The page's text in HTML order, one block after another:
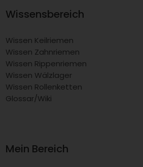
Wissensbereich
Wissen Keilriemen
Wissen Zahnriemen
Wissen Rippenriemen
Wissen Wälzlager
Wissen Rollenketten
Glossar/Wiki
Mein Bereich